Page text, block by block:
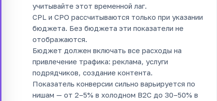
учитывайте этот временной лаг.
CPL и CPO рассчитываются только при указании
бюджета. Без бюджета эти показатели не
отображаются.
Бюджет должен включать все расходы на
привлечение трафика: реклама, услуги
подрядчиков, создание контента.
Показатель конверсии сильно варьируется по
нишам — от 2–5% в холодном B2C до 30–50% в